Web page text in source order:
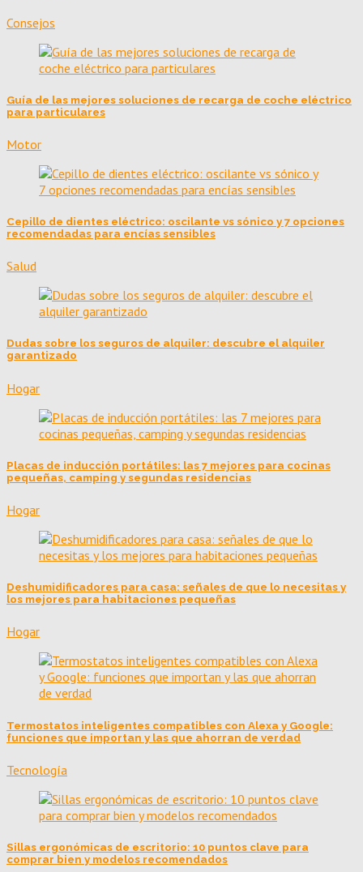
Consejos
Guía de las mejores soluciones de recarga de coche eléctrico
para particulares
Motor
Cepillo de dientes eléctrico: oscilante vs sónico y 7 opciones
recomendadas para encías sensibles
Salud
Dudas sobre los seguros de alquiler: descubre el alquiler
garantizado
Hogar
Placas de inducción portátiles: las 7 mejores para cocinas
pequeñas, camping y segundas residencias
Hogar
Deshumidificadores para casa: señales de que lo necesitas y
los mejores para habitaciones pequeñas
Hogar
Termostatos inteligentes compatibles con Alexa y Google:
funciones que importan y las que ahorran de verdad
Tecnología
Sillas ergonómicas de escritorio: 10 puntos clave para
comprar bien y modelos recomendados